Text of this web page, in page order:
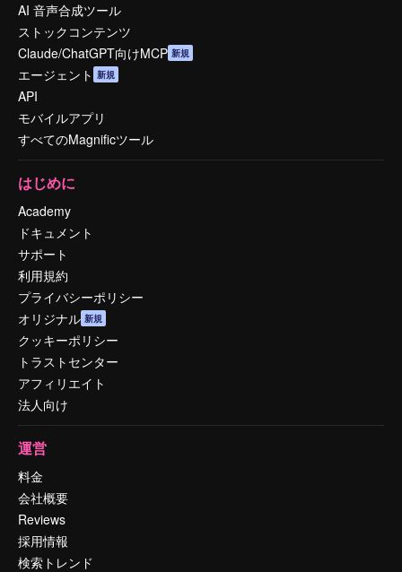
AI 音声合成ツール
ストックコンテンツ
Claude/ChatGPT向けMCP 新規
エージェント 新規
API
モバイルアプリ
すべてのMagnificツール
はじめに
Academy
ドキュメント
サポート
利用規約
プライバシーポリシー
オリジナル 新規
クッキーポリシー
トラストセンター
アフィリエイト
法人向け
運営
料金
会社概要
Reviews
採用情報
検索トレンド